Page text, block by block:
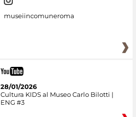
museiincomuneroma
28/01/2026
Cultura KIDS al Museo Carlo Bilotti |
ENG #3